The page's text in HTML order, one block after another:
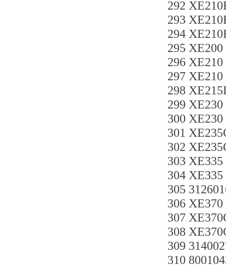
292
293
294
295
296
297
298
299
300
301
302
303
304
305
306
307
308
309
310